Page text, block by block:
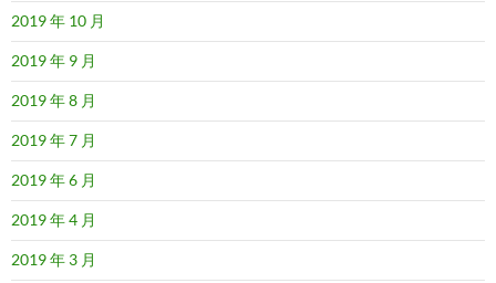
2019 年 10 月
2019 年 9 月
2019 年 8 月
2019 年 7 月
2019 年 6 月
2019 年 4 月
2019 年 3 月